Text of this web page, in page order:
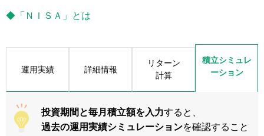
◆「ＮＩＳＡ」とは
運用実績 詳細情報
リターン
計算
積立シミュレ
ーション
投資期間と毎月積立額を入力すると、
過去の運用実績シミュレーションを確認すること